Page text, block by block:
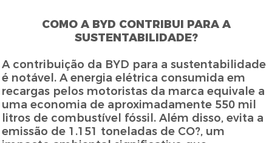
COMO A BYD CONTRIBUI PARA A
SUSTENTABILIDADE?
A contribuição da BYD para a sustentabilidade
é notável. A energia elétrica consumida em
recargas pelos motoristas da marca equivale a
uma economia de aproximadamente 550 mil
litros de combustível fóssil. Além disso, evita a
emissão de 1.151 toneladas de CO?, um